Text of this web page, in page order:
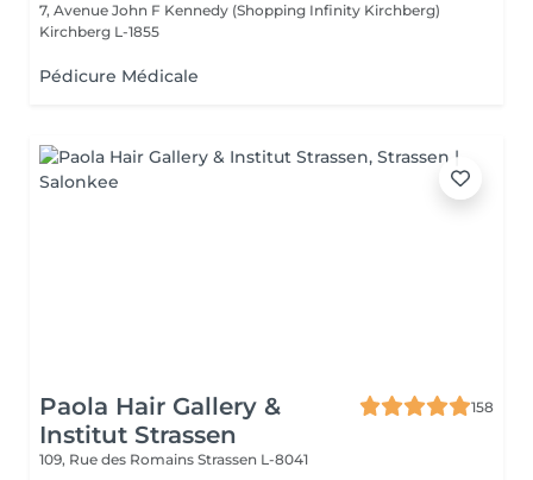
7, Avenue John F Kennedy (Shopping Infinity Kirchberg)
Kirchberg L-1855
Pédicure Médicale
Paola Hair Gallery &
Institut Strassen
158
109, Rue des Romains Strassen L-8041